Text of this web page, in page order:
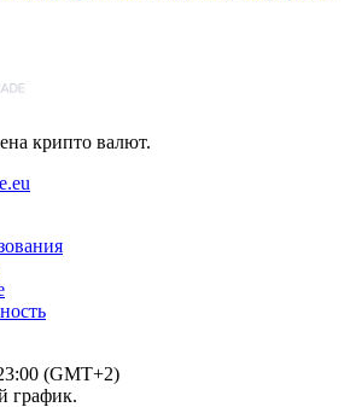
крипто валют.
(GMT+2)
график.